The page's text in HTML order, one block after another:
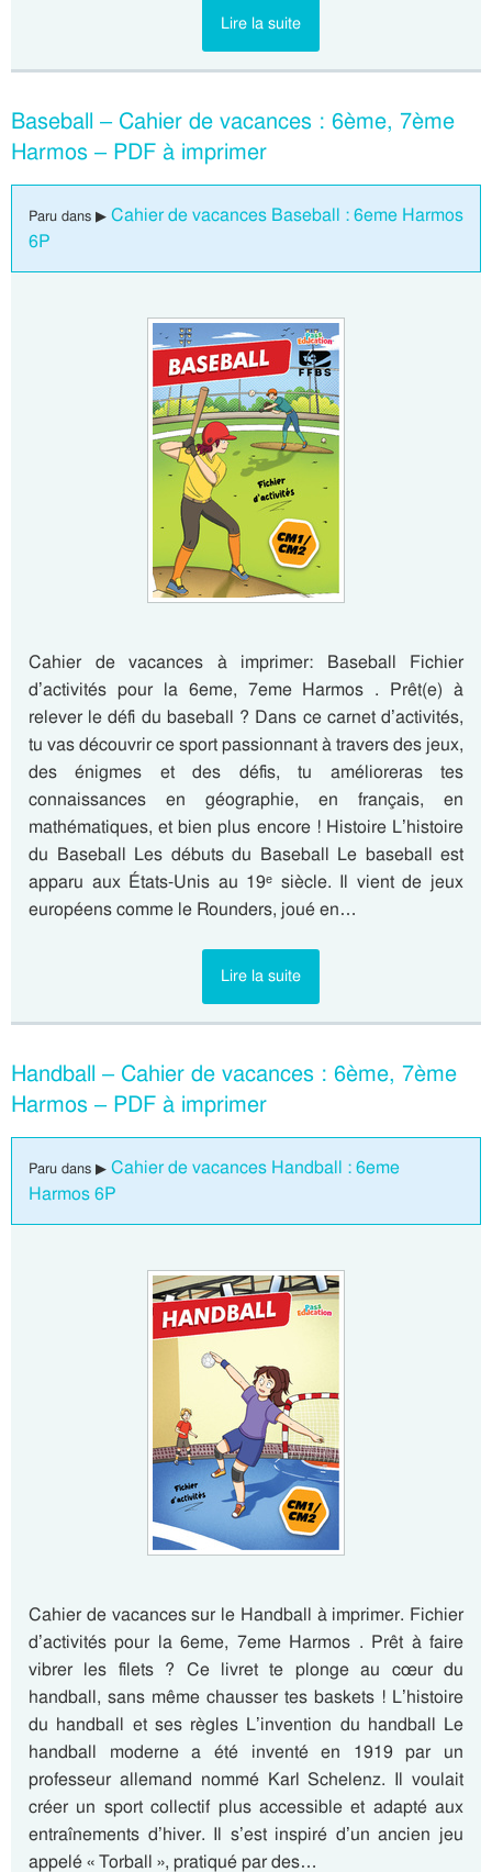
Lire la suite
Baseball – Cahier de vacances : 6ème, 7ème
Harmos – PDF à imprimer
Paru dans ▶ Cahier de vacances Baseball : 6eme Harmos
6P
Cahier de vacances à imprimer: Baseball Fichier
d’activités pour la 6eme, 7eme Harmos . Prêt(e) à
relever le défi du baseball ? Dans ce carnet d’activités,
tu vas découvrir ce sport passionnant à travers des jeux,
des énigmes et des défis, tu amélioreras tes
connaissances en géographie, en français, en
mathématiques, et bien plus encore ! Histoire L’histoire
du Baseball Les débuts du Baseball Le baseball est
apparu aux États-Unis au 19ᵉ siècle. Il vient de jeux
européens comme le Rounders, joué en…
Lire la suite
Handball – Cahier de vacances : 6ème, 7ème
Harmos – PDF à imprimer
Paru dans ▶ Cahier de vacances Handball : 6eme
Harmos 6P
Cahier de vacances sur le Handball à imprimer. Fichier
d’activités pour la 6eme, 7eme Harmos . Prêt à faire
vibrer les filets ? Ce livret te plonge au cœur du
handball, sans même chausser tes baskets ! L’histoire
du handball et ses règles L’invention du handball Le
handball moderne a été inventé en 1919 par un
professeur allemand nommé Karl Schelenz. Il voulait
créer un sport collectif plus accessible et adapté aux
entraînements d’hiver. Il s’est inspiré d’un ancien jeu
appelé « Torball », pratiqué par des…